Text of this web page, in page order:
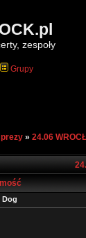
zespoły
Grupy
» 24.06
Dog